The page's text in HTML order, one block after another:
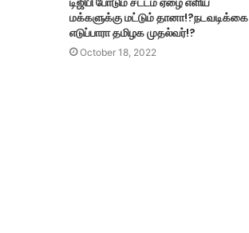
மக்களுக்கு மட்டும் தானா!?நடவடிக்கை
எடுப்பாரா தமிழக முதல்வர்!?
October 18, 2022